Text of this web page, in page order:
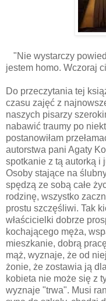
"Nie wystarczy
jestem homo. Wczoraj
Do przeczytania tej
czasu zajęć z
naszych pisarzy
nabawić traumy po
postanowiłam
autorstwa pani Agaty
spotkanie z tą autorką i
Osoby stające na
spędzą ze sobą całe
rodzinę, wszystko
prostu szczęśliwi. Tak
właścicielki dobrze
kochającego męża,
mieszkanie, dobrą
mąż, wyznaje, że od
żonie, że zostawia ją
kobieta nie może się z
wyznaje "trwa". Musi